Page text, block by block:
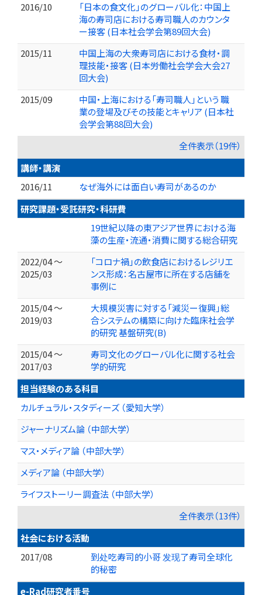
2016/10
「日本の食文化」のグローバル化：中国上
海の寿司店における寿司職人のカウンタ
ー接客 (日本社会学会第89回大会)
2015/11
中国上海の大衆寿司店における食材・調
理技能・接客 (日本労働社会学会大会27
回大会)
2015/09
中国・上海における「寿司職人」という 職
業の登場及びその技能とキャリア (日本社
会学会第88回大会)
全件表示（19件）
講師・講演
2016/11
なぜ海外には面白い寿司があるのか
研究課題・受託研究・科研費
19世紀以降の東アジア世界における海
藻の生産・流通・消費に関する総合研究
2022/04 ～
2025/03
「コロナ禍」の飲食店におけるレジリエ
ンス形成：名古屋市に所在する店舗を
事例に
2015/04 ～
2019/03
大規模災害に対する「減災ー復興」総
合システムの構築に向けた臨床社会学
的研究 基盤研究(B)
2015/04 ～
2017/03
寿司文化のグローバル化に関する社会
学的研究
担当経験のある科目
カルチュラル・スタディーズ （愛知大学）
ジャーナリズム論 （中部大学）
マス・メディア論 （中部大学）
メディア論 （中部大学）
ライフストーリー調査法 （中部大学）
全件表示（13件）
社会における活動
2017/08
到处吃寿司的小哥 发现了寿司全球化
的秘密
e-Rad研究者番号